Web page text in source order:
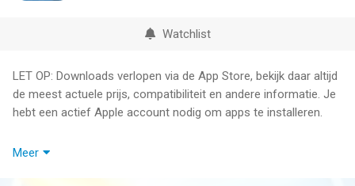
Watchlist
LET OP: Downloads verlopen via de App Store, bekijk daar altijd
de meest actuele prijs, compatibiliteit en andere informatie. Je
hebt een actief Apple account nodig om apps te installeren.
"Addictive, time-sucking fun. There are plenty of tower defense
Meer